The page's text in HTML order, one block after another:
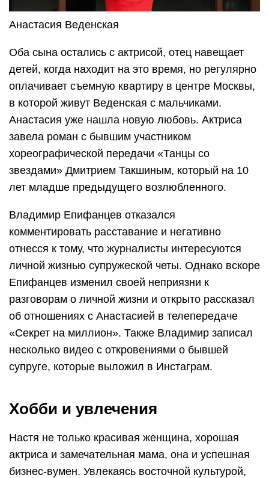
Анастасия Веденская
Оба сына остались с актрисой, отец навещает
детей, когда находит на это время, но регулярно
оплачивает съемную квартиру в центре Москвы,
в которой живут Веденская с мальчиками.
Анастасия уже нашла новую любовь. Актриса
завела роман с бывшим участником
хореографической передачи «Танцы со
звездами» Дмитрием Такшиным, который на 10
лет младше предыдущего возлюбленного.
Владимир Епифанцев отказался
комментировать расставание и негативно
отнесся к тому, что журналисты интересуются
личной жизнью супружеской четы. Однако вскоре
Епифанцев изменил своей неприязни к
разговорам о личной жизни и открыто рассказал
об отношениях с Анастасией в телепередаче
«Секрет на миллион». Также Владимир записал
несколько видео с откровениями о бывшей
супруге, которые выложил в Инстаграм.
Хобби и увлечения
Настя не только красивая женщина, хорошая
актриса и замечательная мама, она и успешная
бизнес-вумен. Увлекаясь восточной культурой,